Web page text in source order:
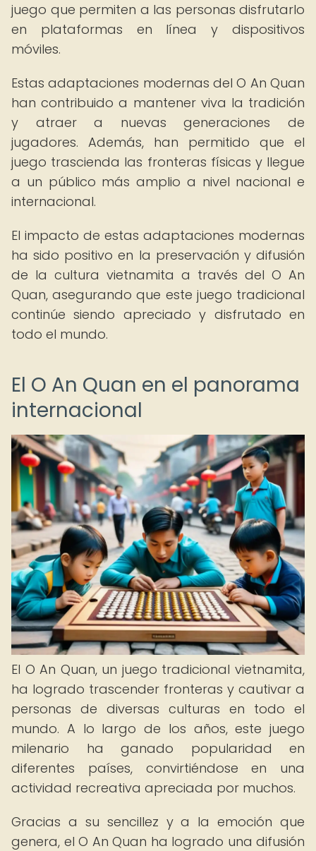
juego que permiten a las personas disfrutarlo
en plataformas en línea y dispositivos
móviles.
Estas adaptaciones modernas del O An Quan
han contribuido a mantener viva la tradición
y atraer a nuevas generaciones de
jugadores. Además, han permitido que el
juego trascienda las fronteras físicas y llegue
a un público más amplio a nivel nacional e
internacional.
El impacto de estas adaptaciones modernas
ha sido positivo en la preservación y difusión
de la cultura vietnamita a través del O An
Quan, asegurando que este juego tradicional
continúe siendo apreciado y disfrutado en
todo el mundo.
El O An Quan en el panorama
internacional
El O An Quan, un juego tradicional vietnamita,
ha logrado trascender fronteras y cautivar a
personas de diversas culturas en todo el
mundo. A lo largo de los años, este juego
milenario ha ganado popularidad en
diferentes países, convirtiéndose en una
actividad recreativa apreciada por muchos.
Gracias a su sencillez y a la emoción que
genera, el O An Quan ha logrado una difusión